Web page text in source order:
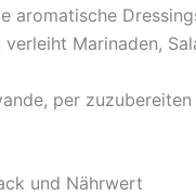
aromatische
Marinaden,
per
und Nährwert